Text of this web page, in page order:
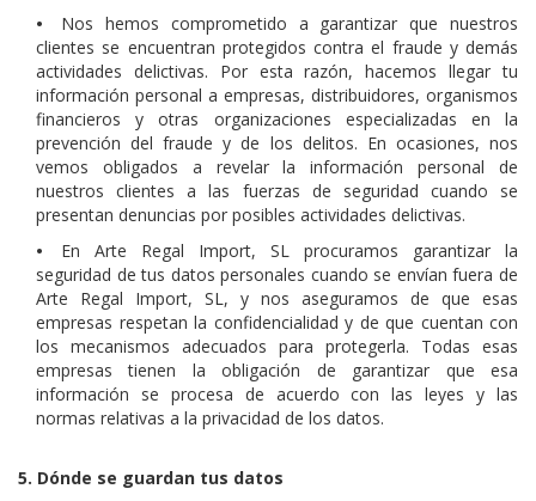
•
Nos hemos comprometido a garantizar que nuestros
clientes se encuentran protegidos contra el fraude y demás
actividades delictivas. Por esta razón, hacemos llegar tu
información personal a empresas, distribuidores, organismos
financieros y otras organizaciones especializadas en la
prevención del fraude y de los delitos. En ocasiones, nos
vemos obligados a revelar la información personal de
nuestros clientes a las fuerzas de seguridad cuando se
presentan denuncias por posibles actividades delictivas.
•
En Arte Regal Import, SL procuramos garantizar la
seguridad de tus datos personales cuando se envían fuera de
Arte Regal Import, SL, y nos aseguramos de que esas
empresas respetan la confidencialidad y de que cuentan con
los mecanismos adecuados para protegerla. Todas esas
empresas tienen la obligación de garantizar que esa
información se procesa de acuerdo con las leyes y las
normas relativas a la privacidad de los datos.
5. Dónde se guardan tus datos